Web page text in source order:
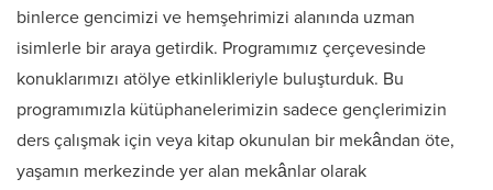
binlerce gencimizi ve hemşehrimizi alanında uzman
isimlerle bir araya getirdik. Programımız çerçevesinde
konuklarımızı atölye etkinlikleriyle buluşturduk. Bu
programımızla kütüphanelerimizin sadece gençlerimizin
ders çalışmak için veya kitap okunulan bir mekândan öte,
yaşamın merkezinde yer alan mekânlar olarak